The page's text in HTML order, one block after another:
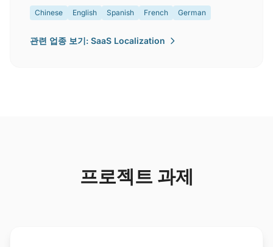
Chinese English Spanish French German
관련 업종 보기: SaaS Localization
프로젝트 과제